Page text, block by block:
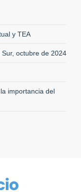
y TEA
octubre de 2024
importancia del